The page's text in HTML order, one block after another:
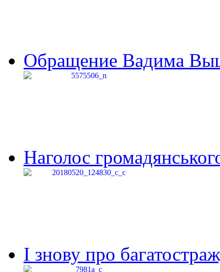
Обращение Вадима
Наголос
І знову про